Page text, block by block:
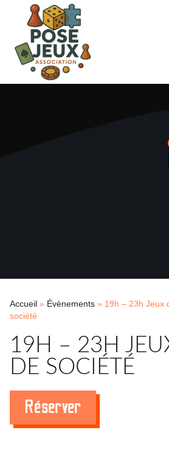
Accueil » Évènements » 19h – 23h Jeux
société
19H – 23H
DE SOCIÉTÉ
Réserver